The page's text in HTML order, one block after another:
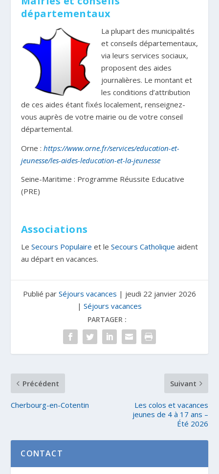
départementaux
La plupart des municipalités
et conseils départementaux,
via leurs services sociaux,
proposent des aides
journalières. Le montant et
les conditions d’attribution
de ces aides étant fixés localement, renseignez-
vous auprès de votre mairie ou de votre conseil
départemental.
Orne : https://www.orne.fr/services/education-et-
jeunesse/les-aides-leducation-et-la-jeunesse
Seine-Maritime : Programme Réussite Educative
(PRE)
Associations
Le Secours Populaire et le Secours Catholique aident
au départ en vacances.
Publié par Séjours vacances | jeudi 22 janvier 2026
| Séjours vacances
PARTAGER :
Précédent
Cherbourg-en-Cotentin
Suivant
Les colos et vacances
jeunes de 4 à 17 ans –
Été 2026
CONTACT